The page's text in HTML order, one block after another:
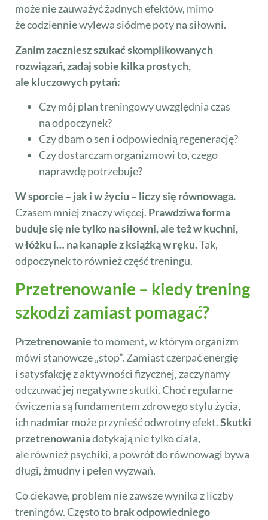
może nie zauważyć żadnych efektów, mimo
że codziennie wylewa siódme poty na siłowni.
Zanim zaczniesz szukać skomplikowanych
rozwiązań, zadaj sobie kilka prostych,
ale kluczowych pytań:
Czy mój plan treningowy uwzględnia czas
na odpoczynek?
Czy dbam o sen i odpowiednią regenerację?
Czy dostarczam organizmowi to, czego
naprawdę potrzebuje?
W sporcie – jak i w życiu – liczy się równowaga.
Czasem mniej znaczy więcej. Prawdziwa forma
buduje się nie tylko na siłowni, ale też w kuchni,
w łóżku i… na kanapie z książką w ręku.Tak,
odpoczynek to również część treningu.
Przetrenowanie – kiedy trening
szkodzi zamiast pomagać?
Przetrenowanieto moment, w którym organizm
mówi stanowcze „stop”. Zamiast czerpać energię
i satysfakcję z aktywności fizycznej, zaczynamy
odczuwać jej negatywne skutki. Choć regularne
ćwiczenia są fundamentem zdrowego stylu życia,
ich nadmiar może przynieść odwrotny efekt.Skutki
przetrenowaniadotykają nie tylko ciała,
ale również psychiki, a powrót do równowagi bywa
długi, żmudny i pełen wyzwań.
Co ciekawe, problem nie zawsze wynika z liczby
treningów. Często tobrak odpowiedniego